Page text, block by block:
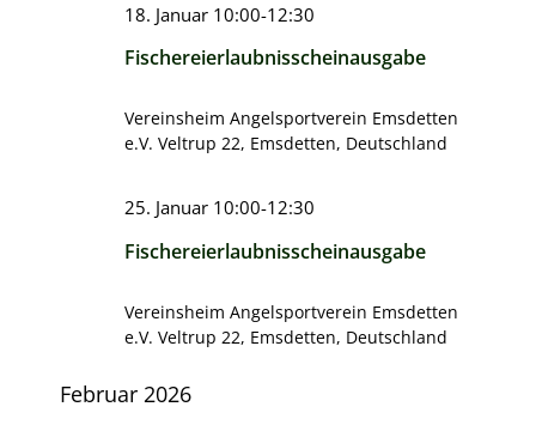
Fischereierlaubnisscheinausgabe
18. Januar 10:00-12:30
Vereinsheim Angelsportverein Emsdetten
e.V. Veltrup 22, Emsdetten, Deutschland
Fischereierlaubnisscheinausgabe
25. Januar 10:00-12:30
Vereinsheim Angelsportverein Emsdetten
e.V. Veltrup 22, Emsdetten, Deutschland
Februar 2026